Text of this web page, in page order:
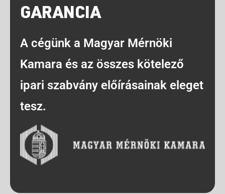
GARANCIA
A cégünk a Magyar Mérnöki
Kamara és az összes kötelező
ipari szabvány előírásainak eleget
tesz.